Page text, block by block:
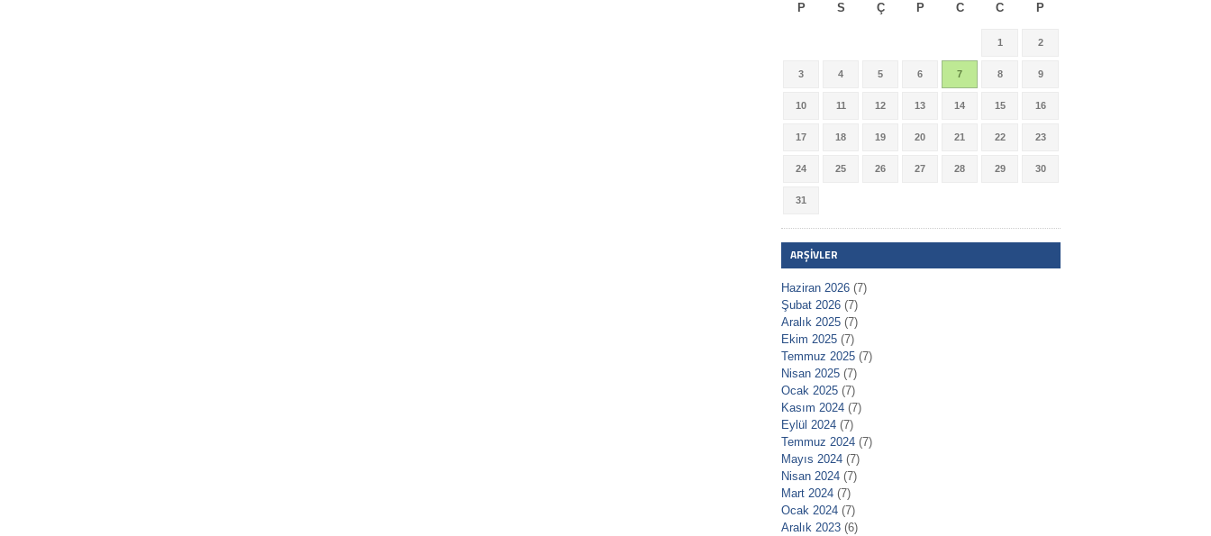
P S Ç P C C P
1 2
3 4 5 6 7 8 9
10 11 12 13 14 15 16
17 18 19 20 21 22 23
24 25 26 27 28 29 30
31
ARŞIVLER
Haziran 2026 (7)
Şubat 2026 (7)
Aralık 2025 (7)
Ekim 2025 (7)
Temmuz 2025 (7)
Nisan 2025 (7)
Ocak 2025 (7)
Kasım 2024 (7)
Eylül 2024 (7)
Temmuz 2024 (7)
Mayıs 2024 (7)
Nisan 2024 (7)
Mart 2024 (7)
Ocak 2024 (7)
Aralık 2023 (6)